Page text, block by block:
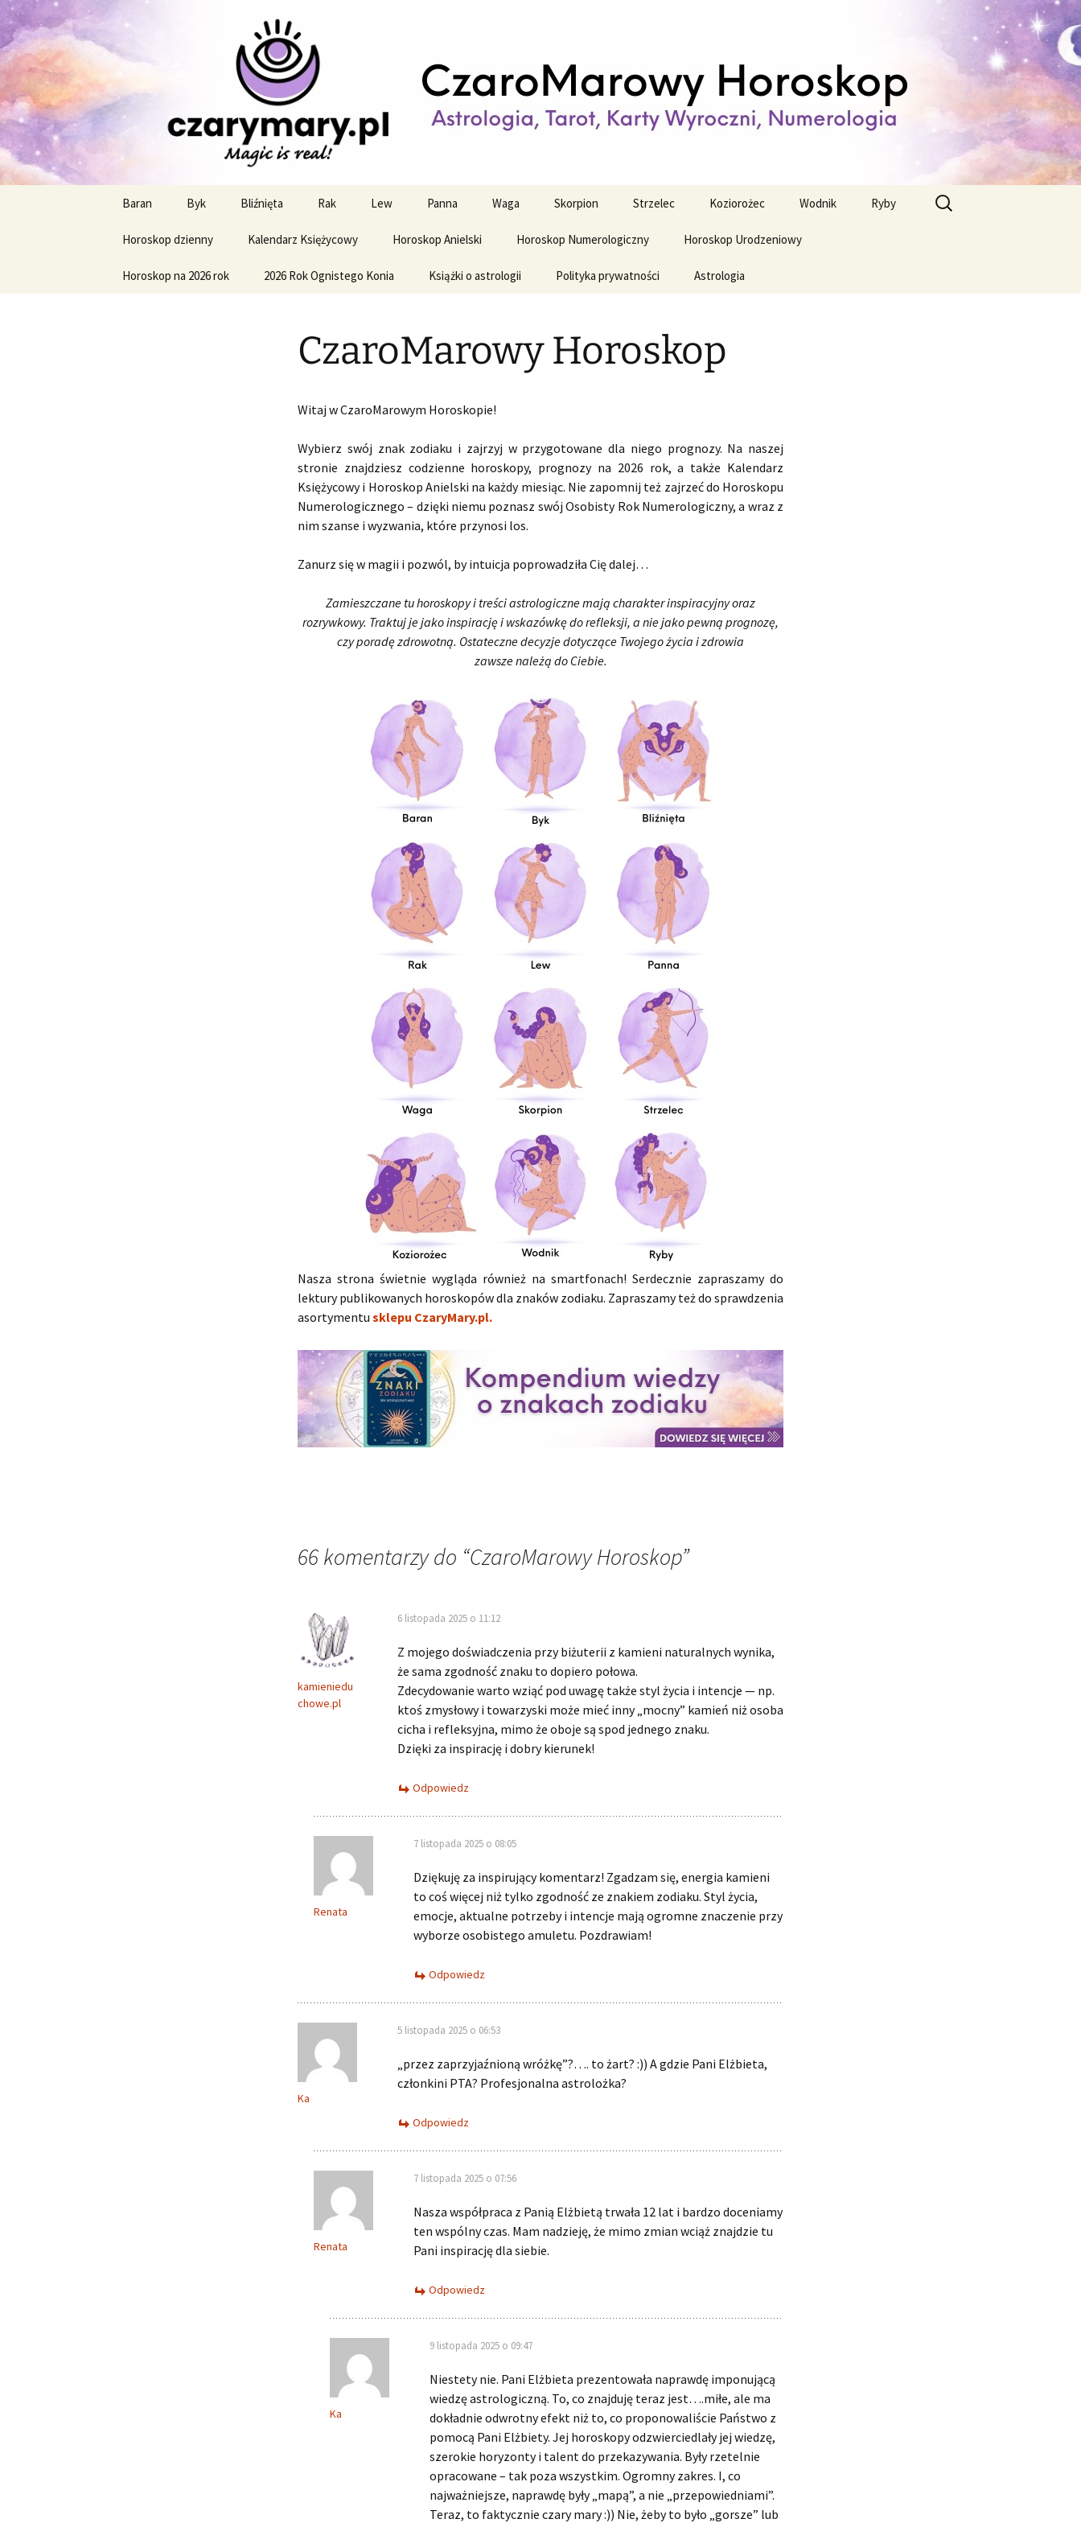
CzaroMarowy horoskop dzienny,
miesięczny i tygodniowy
Profesjonalne przepowiednie astrologiczne
treści
Baran Byk Bliźnięta Rak Lew Panna Waga Skorpion Strzelec Koziorożec Wodnik Ryby
Horoskop dzienny Kalendarz Księżycowy Horoskop Anielski Horoskop Numerologiczny Horoskop Urodzeniowy
Horoskop na 2026 rok 2026 Rok Ognistego Konia Książki o astrologii Polityka prywatności Astrologia
Szukaj:
CzaroMarowy Horoskop
Witaj w CzaroMarowym Horoskopie!
Wybierz swój znak zodiaku i zajrzyj w przygotowane dla niego prognozy. Na naszej
stronie znajdziesz codzienne horoskopy, prognozy na 2026 rok, a także Kalendarz
Księżycowy i Horoskop Anielski na każdy miesiąc. Nie zapomnij też zajrzeć do Horoskopu
Numerologicznego – dzięki niemu poznasz swój Osobisty Rok Numerologiczny, a wraz z
nim szanse i wyzwania, które przynosi los.
Zanurz się w magii i pozwól, by intuicja poprowadziła Cię dalej…
Zamieszczane tu horoskopy i treści astrologiczne mają charakter inspiracyjny oraz
rozrywkowy. Traktuj je jako inspirację i wskazówkę do refleksji, a nie jako pewną prognozę,
czy poradę zdrowotną. Ostateczne decyzje dotyczące Twojego życia i zdrowia
zawsze należą do Ciebie.
Nasza strona świetnie wygląda również na smartfonach! Serdecznie zapraszamy do
lektury publikowanych horoskopów dla znaków zodiaku. Zapraszamy też do sprawdzenia
asortymentu sklepu CzaryMary.pl.
66 komentarzy do “CzaroMarowy Horoskop”
kamieniedu
chowe.pl
6 listopada 2025 o 11:12
Z mojego doświadczenia przy biżuterii z kamieni naturalnych wynika,
że sama zgodność znaku to dopiero połowa.
Zdecydowanie warto wziąć pod uwagę także styl życia i intencje — np.
ktoś zmysłowy i towarzyski może mieć inny „mocny” kamień niż osoba
cicha i refleksyjna, mimo że oboje są spod jednego znaku.
Dzięki za inspirację i dobry kierunek!
Odpowiedz
Renata
7 listopada 2025 o 08:05
Dziękuję za inspirujący komentarz! Zgadzam się, energia kamieni
to coś więcej niż tylko zgodność ze znakiem zodiaku. Styl życia,
emocje, aktualne potrzeby i intencje mają ogromne znaczenie przy
wyborze osobistego amuletu. Pozdrawiam!
Odpowiedz
Ka
5 listopada 2025 o 06:53
„przez zaprzyjaźnioną wróżkę”?…. to żart? :)) A gdzie Pani Elżbieta,
członkini PTA? Profesjonalna astrolożka?
Odpowiedz
Renata
7 listopada 2025 o 07:56
Nasza współpraca z Panią Elżbietą trwała 12 lat i bardzo doceniamy
ten wspólny czas. Mam nadzieję, że mimo zmian wciąż znajdzie tu
Pani inspirację dla siebie.
Odpowiedz
Ka
9 listopada 2025 o 09:47
Niestety nie. Pani Elżbieta prezentowała naprawdę imponującą
wiedzę astrologiczną. To, co znajduję teraz jest….miłe, ale ma
dokładnie odwrotny efekt niż to, co proponowaliście Państwo z
pomocą Pani Elżbiety. Jej horoskopy odzwierciedlały jej wiedzę,
szerokie horyzonty i talent do przekazywania. Były rzetelnie
opracowane – tak poza wszystkim. Ogromny zakres. I, co
najważniejsze, naprawdę były „mapą”, a nie „przepowiedniami”.
Teraz, to faktycznie czary mary :)) Nie, żeby to było „gorsze” lub